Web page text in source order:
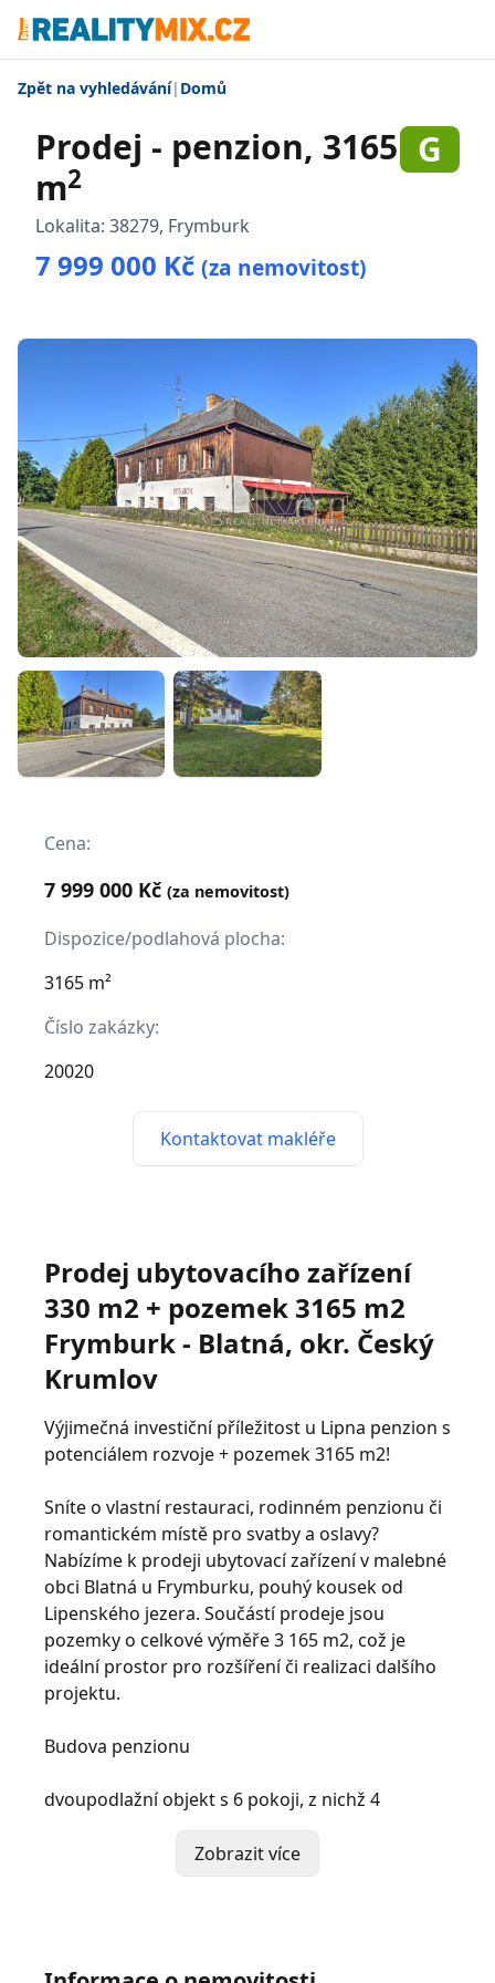
Zpět na vyhledávání| Domů
Prodej - penzion, 3165
m2
G
Lokalita: 38279, Frymburk
7 999 000 Kč (za nemovitost)
Cena:
7 999 000 Kč (za nemovitost)
Dispozice/podlahová plocha:
3165 m²
Číslo zakázky:
20020
Kontaktovat makléře
Prodej ubytovacího zařízení
330 m2 + pozemek 3165 m2
Frymburk - Blatná, okr. Český
Krumlov
Výjimečná investiční příležitost u Lipna penzion s
potenciálem rozvoje + pozemek 3165 m2!
Sníte o vlastní restauraci, rodinném penzionu či
romantickém místě pro svatby a oslavy?
Nabízíme k prodeji ubytovací zařízení v malebné
obci Blatná u Frymburku, pouhý kousek od
Lipenského jezera. Součástí prodeje jsou
pozemky o celkové výměře 3 165 m2, což je
ideální prostor pro rozšíření či realizaci dalšího
projektu.
Budova penzionu
dvoupodlažní objekt s 6 pokoji, z nichž 4
disponují vlastním sociálním zařízením
zbývající pokoje mohou využívat společné
Zobrazit více